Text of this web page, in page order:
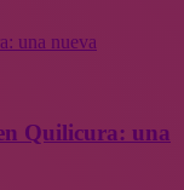
una nueva
Quilicura: una